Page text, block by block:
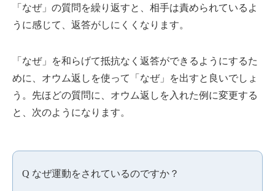
「なぜ」の質問を繰り返すと、相手は責められているよ
うに感じて、返答がしにくくなります。
「なぜ」を和らげて抵抗なく返答ができるようにするた
めに、オウム返しを使って「なぜ」を出すと良いでしょ
う。先ほどの質問に、オウム返しを入れた例に変更する
と、次のようになります。
Q なぜ運動をされているのですか？